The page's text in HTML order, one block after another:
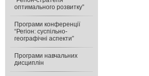
оптимального розвитку”
Програми конференції
“Регіон: суспільно-
географічні аспекти”
Програми навчальних
дисциплін